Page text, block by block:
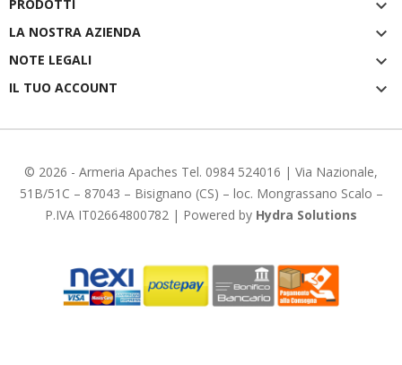
PRODOTTI 
LA NOSTRA AZIENDA 
NOTE LEGALI 
IL TUO ACCOUNT 
© 2026 - Armeria Apaches Tel. 0984 524016 | Via Nazionale,
51B/51C – 87043 – Bisignano (CS) – loc. Mongrassano Scalo –
P.IVA IT02664800782 | Powered by Hydra Solutions